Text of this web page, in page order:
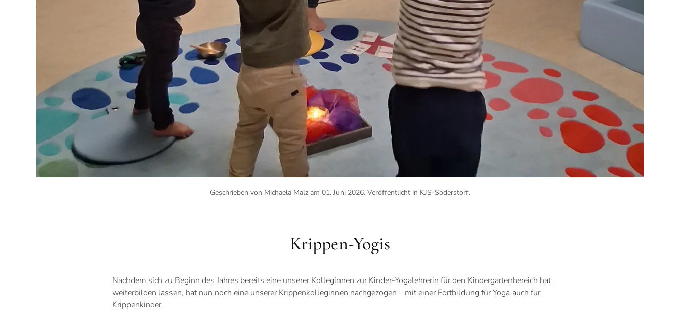
Geschrieben von Michaela Malz am 01. Juni 2026. Veröffentlicht in KJS-Soderstorf.
Krippen-Yogis
Nachdem sich zu Beginn des Jahres bereits eine unserer Kolleginnen zur Kinder-Yogalehrerin für den Kindergartenbereich hat
weiterbilden lassen, hat nun noch eine unserer Krippenkolleginnen nachgezogen – mit einer Fortbildung für Yoga auch für
Krippenkinder.